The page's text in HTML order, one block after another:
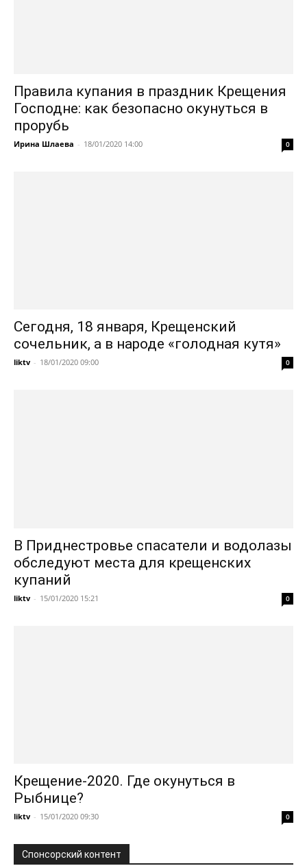
Правила купания в праздник Крещения
Господне: как безопасно окунуться в
прорубь
Ирина Шлаева - 18/01/2020 14:00 0
Сегодня, 18 января, Крещенский
сочельник, а в народе «голодная кутя»
liktv - 18/01/2020 09:00 0
В Приднестровье спасатели и водолазы
обследуют места для крещенских
купаний
liktv - 15/01/2020 15:21 0
Крещение-2020. Где окунуться в
Рыбнице?
liktv - 15/01/2020 09:30 0
Спонсорский контент